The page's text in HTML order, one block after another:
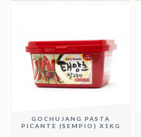
GOCHUJANG PASTA
PICANTE (SEMPIO) X1KG